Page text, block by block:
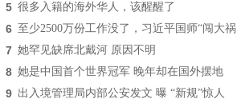
5 很多入籍的海外华人，该醒醒了
6 至少2500万份工作没了，习近平国师“闯大祸
7 她罕见缺席北戴河 原因不明
8 她是中国首个世界冠军 晚年却在国外摆地
9 出入境管理局内部公安发文 曝 “新规”惊人